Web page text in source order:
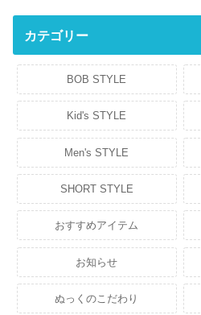
カテゴリー
BOB STYLE
Kid's STYLE
Men's STYLE
SHORT STYLE
おすすめアイテム
お知らせ
ぬっくのこだわり